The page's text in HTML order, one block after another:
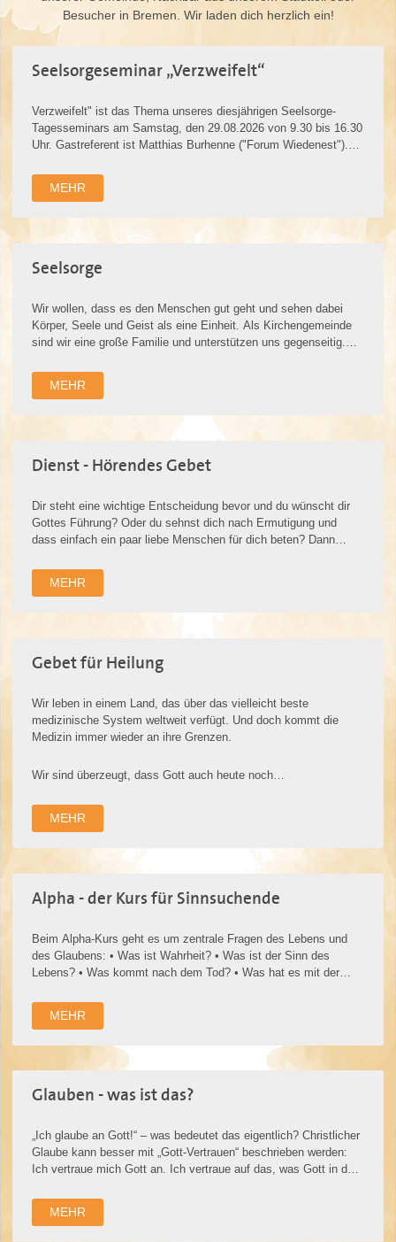
Besucher in Bremen. Wir laden dich herzlich ein!
Seelsorgeseminar „Verzweifelt“
Verzweifelt" ist das Thema unseres diesjährigen Seelsorge-
Tagesseminars am Samstag, den 29.08.2026 von 9.30 bis 16.30
Uhr. Gastreferent ist Matthias Burhenne ("Forum Wiedenest").
MEHR
Seelsorge
Wir wollen, dass es den Menschen gut geht und sehen dabei
Körper, Seele und Geist als eine Einheit. Als Kirchengemeinde
sind wir eine große Familie und unterstützen uns gegenseitig.
MEHR
Dienst - Hörendes Gebet
Dir steht eine wichtige Entscheidung bevor und du wünscht dir
Gottes Führung? Oder du sehnst dich nach Ermutigung und
dass einfach ein paar liebe Menschen für dich beten? Dann
MEHR
Gebet für Heilung
Wir leben in einem Land, das über das vielleicht beste
medizinische System weltweit verfügt. Und doch kommt die
Medizin immer wieder an ihre Grenzen.
Wir sind überzeugt, dass Gott auch heute noch…
MEHR
Alpha - der Kurs für Sinnsuchende
Beim Alpha-Kurs geht es um zentrale Fragen des Lebens und
des Glaubens: • Was ist Wahrheit? • Was ist der Sinn des
Lebens? • Was kommt nach dem Tod? • Was hat es mit der
MEHR
Glauben - was ist das?
„Ich glaube an Gott!“ – was bedeutet das eigentlich? Christlicher
Glaube kann besser mit „Gott-Vertrauen“ beschrieben werden:
Ich vertraue mich Gott an. Ich vertraue auf das, was Gott in der
MEHR